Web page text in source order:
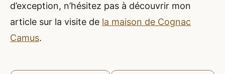
d’exception, n’hésitez pas à découvrir mon
article sur la visite de la maison de Cognac
Camus.